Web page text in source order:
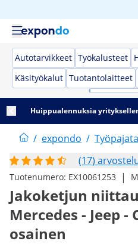
Autotarvikkeet Työkalusteet
Käsityökalut Tuotantolaitteet
Huippualennuksia
/ expondo /
(17)
Tuotenumero: EX10061253 |
Jakoketjun
Mercedes - Jeep -
osainen